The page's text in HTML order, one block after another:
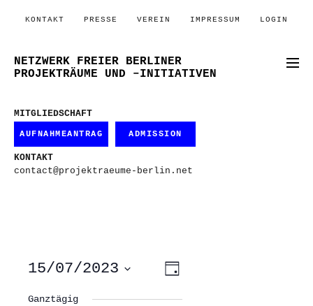
KONTAKT PRESSE VEREIN IMPRESSUM LOGIN
NETZWERK FREIER BERLINER
PROJEKTRÄUME UND –INITIATIVEN
MITGLIEDSCHAFT
AUFNAHMEANTRAG ADMISSION
KONTAKT
contact@projektraeume-berlin.net
ANSICHTEN-
NAVIGATION
VERANSTALTUNG
ANSICHTEN-
Tag
15/07/2023
wählen.
Ganztägig